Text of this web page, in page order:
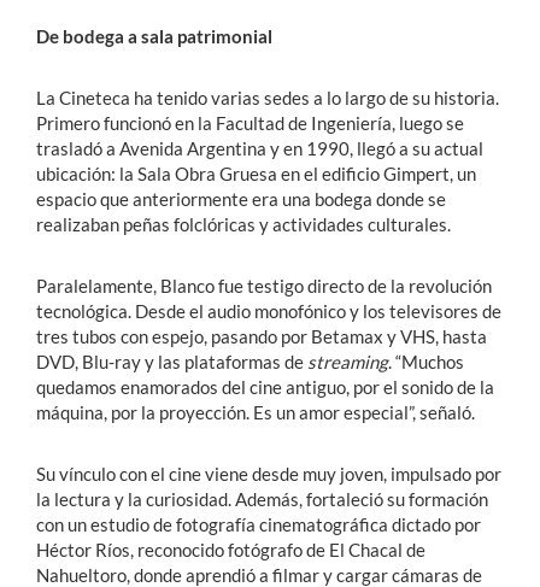
De bodega a sala patrimonial
La Cineteca ha tenido varias sedes a lo largo de su historia.
Primero funcionó en la Facultad de Ingeniería, luego se
trasladó a Avenida Argentina y en 1990, llegó a su actual
ubicación: la Sala Obra Gruesa en el edificio Gimpert, un
espacio que anteriormente era una bodega donde se
realizaban peñas folclóricas y actividades culturales.
Paralelamente, Blanco fue testigo directo de la revolución
tecnológica. Desde el audio monofónico y los televisores de
tres tubos con espejo, pasando por Betamax y VHS, hasta
DVD, Blu-ray y las plataformas de streaming. “Muchos
quedamos enamorados del cine antiguo, por el sonido de la
máquina, por la proyección. Es un amor especial”, señaló.
Su vínculo con el cine viene desde muy joven, impulsado por
la lectura y la curiosidad. Además, fortaleció su formación
con un estudio de fotografía cinematográfica dictado por
Héctor Ríos, reconocido fotógrafo de El Chacal de
Nahueltoro, donde aprendió a filmar y cargar cámaras de